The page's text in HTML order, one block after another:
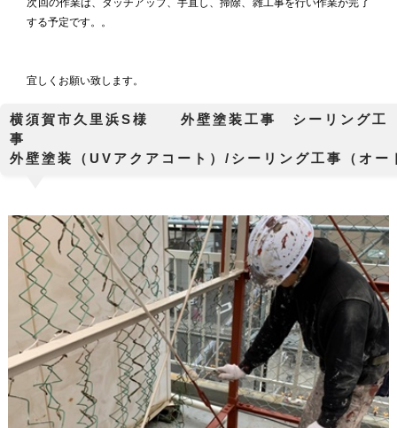
する予定です。。
宜しくお願い致します。
横須賀市久里浜S様 外壁塗装工事 シーリング工
外壁塗装（UVアクアコート）/シーリング工事（オ